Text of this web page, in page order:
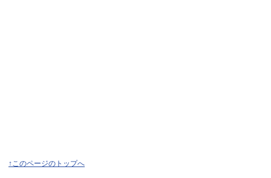
↑このページのトップへ